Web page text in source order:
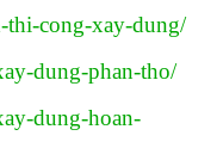
thi-cong-xay-dung/
dung-phan-tho/
dung-hoan-